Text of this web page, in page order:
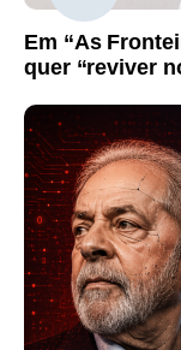
Em “As
quer “reviver